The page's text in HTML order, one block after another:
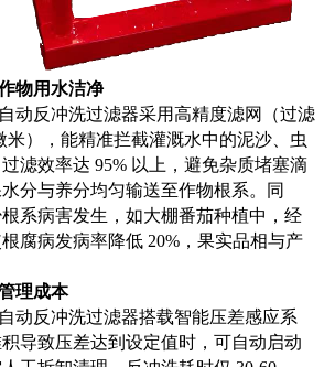
物用水洁净
动反冲洗过滤器采用高精度滤网（过滤
米），能精准拦截灌溉水中的泥沙、虫
滤效率达 95% 以上，避免杂质堵塞滴
分与养分均匀输送至作物根系。同
系病害发生，如大棚番茄种植中，经
腐病发病率降低 20%，果实品相与产
理成本
动反冲洗过滤器搭载智能压差感应系
导致压差达到设定值时，可自动启动